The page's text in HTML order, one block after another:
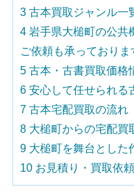
3 古本買取ジャンル一
4 岩手県大槌町の公共
ご依頼も承っておりま
5 古本・古書買取価格
6 安心して任せられる
7 古本宅配買取の流れ
8 大槌町からの宅配買
9 大槌町を舞台とした
10 お見積り・買取依頼